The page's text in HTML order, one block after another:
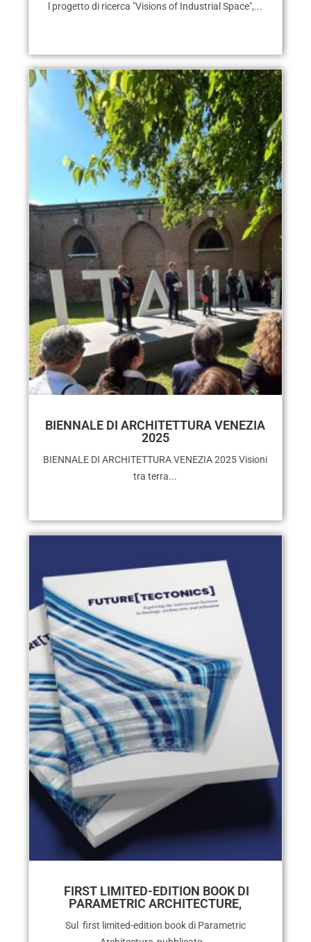
l progetto di ricerca "Visions of Industrial Space",...
BIENNALE DI ARCHITETTURA VENEZIA
2025
BIENNALE DI ARCHITETTURA VENEZIA 2025 Visioni
tra terra...
FIRST LIMITED-EDITION BOOK DI
PARAMETRIC ARCHITECTURE,
Sul first limited-edition book di Parametric